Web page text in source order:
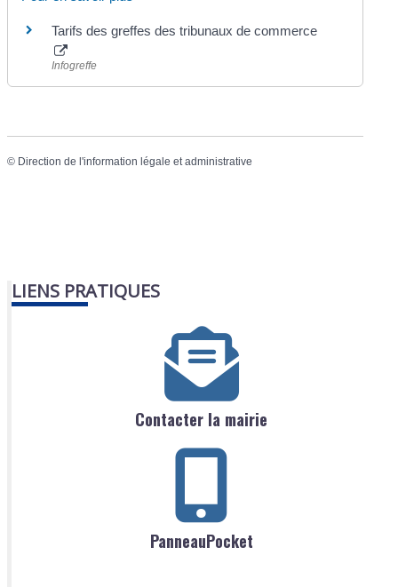
Tarifs des greffes des tribunaux de commerce
Infogreffe
© Direction de l'information légale et administrative
LIENS PRATIQUES
Contacter la mairie
PanneauPocket